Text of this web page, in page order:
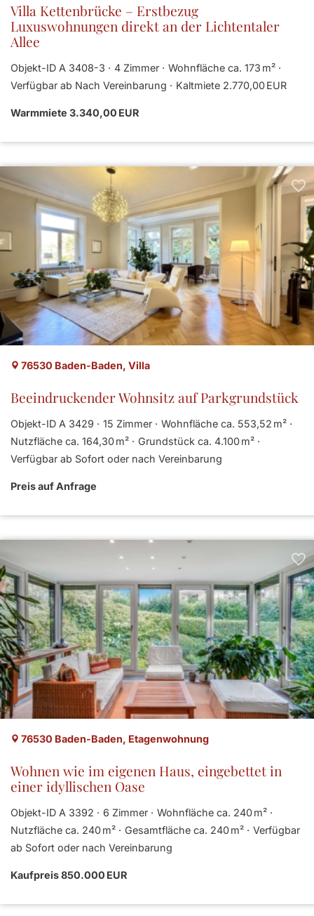
Villa Kettenbrücke – Erstbezug
Luxuswohnungen direkt an der Lichtentaler
Allee
Objekt-ID A 3408-3 4 Zimmer
Wohnfläche ca. 173 m²
Verfügbar ab Nach Vereinbarung
Kaltmiete 2.770,00 EUR
Warmmiete 3.340,00 EUR
76530 Baden-Baden, Villa
Beeindruckender Wohnsitz auf Parkgrundstück
Objekt-ID A 3429 15 Zimmer
Wohnfläche ca. 553,52 m²
Nutzfläche ca. 164,30 m²
Grund­stück ca. 4.100 m²
Verfügbar ab Sofort oder nach Vereinbarung
Preis auf Anfrage
76530 Baden-Baden, Etagenwohnung
Wohnen wie im eigenen Haus, eingebettet in
einer idyllischen Oase
Objekt-ID A 3392 6 Zimmer
Wohnfläche ca. 240 m²
Nutzfläche ca. 240 m²
Gesamtfläche ca. 240 m²
Verfügbar
ab Sofort oder nach Vereinbarung
Kaufpreis 850.000 EUR